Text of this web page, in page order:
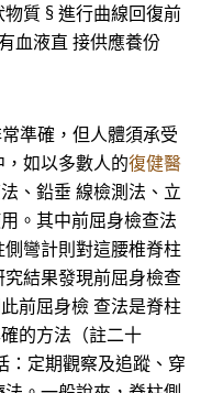
質 § 進行曲線回復前
血液直 接供應養份
準確，但人體須承受
如以多數人的復健醫
、鉛垂 線檢測法、立
。其中前屈身檢查法
彎計則對這腰椎脊柱
結果發現前屈身檢查
前屈身檢 查法是脊柱
的方法（註二十
：定期觀察及追蹤、穿